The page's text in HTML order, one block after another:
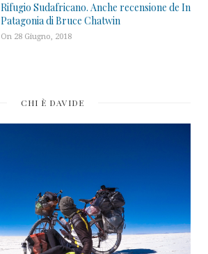
Rifugio Sudafricano. Anche recensione de In
Patagonia di Bruce Chatwin
On 28 Giugno, 2018
CHI È DAVIDE